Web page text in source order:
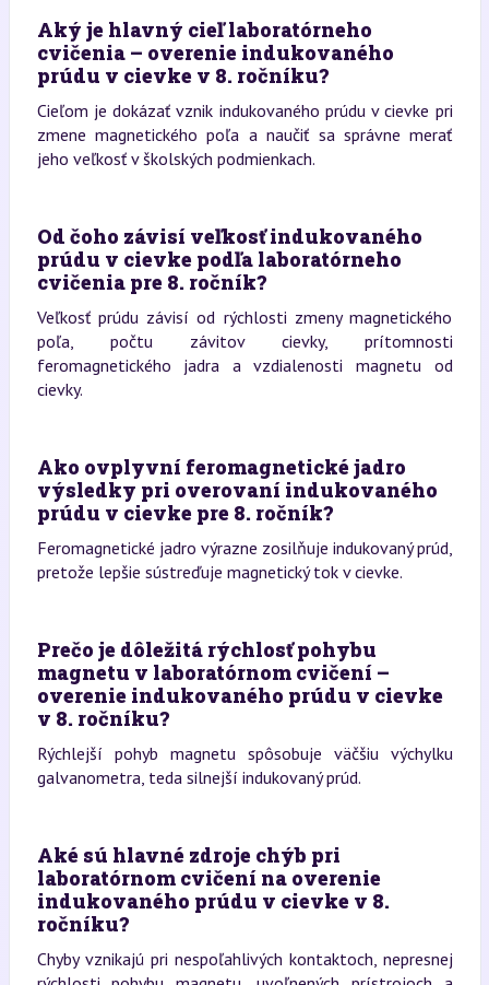
Aký je hlavný cieľ laboratórneho
cvičenia – overenie indukovaného
prúdu v cievke v 8. ročníku?
Cieľom je dokázať vznik indukovaného prúdu v cievke pri
zmene magnetického poľa a naučiť sa správne merať
jeho veľkosť v školských podmienkach.
Od čoho závisí veľkosť indukovaného
prúdu v cievke podľa laboratórneho
cvičenia pre 8. ročník?
Veľkosť prúdu závisí od rýchlosti zmeny magnetického
poľa, počtu závitov cievky, prítomnosti
feromagnetického jadra a vzdialenosti magnetu od
cievky.
Ako ovplyvní feromagnetické jadro
výsledky pri overovaní indukovaného
prúdu v cievke pre 8. ročník?
Feromagnetické jadro výrazne zosilňuje indukovaný prúd,
pretože lepšie sústreďuje magnetický tok v cievke.
Prečo je dôležitá rýchlosť pohybu
magnetu v laboratórnom cvičení –
overenie indukovaného prúdu v cievke
v 8. ročníku?
Rýchlejší pohyb magnetu spôsobuje väčšiu výchylku
galvanometra, teda silnejší indukovaný prúd.
Aké sú hlavné zdroje chýb pri
laboratórnom cvičení na overenie
indukovaného prúdu v cievke v 8.
ročníku?
Chyby vznikajú pri nespoľahlivých kontaktoch, nepresnej